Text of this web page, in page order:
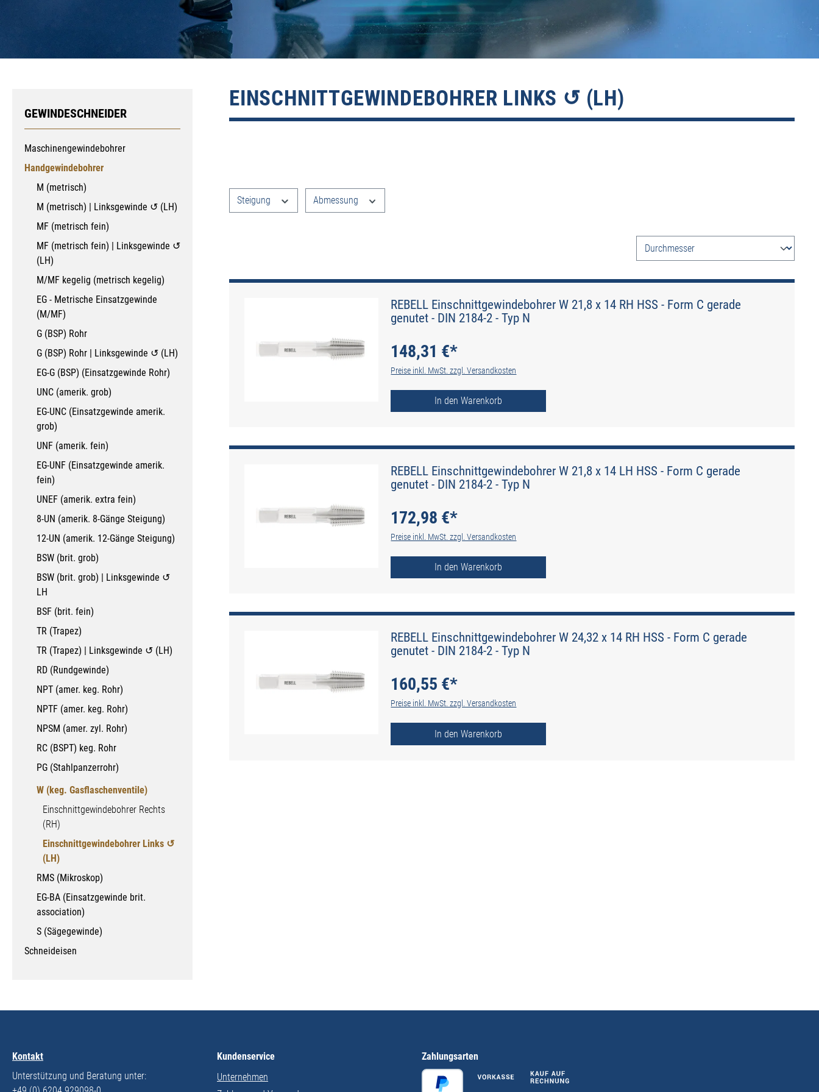
GEWINDESCHNEIDER
Maschinengewindebohrer
Handgewindebohrer
M (metrisch)
M (metrisch) | Linksgewinde ↺ (LH)
MF (metrisch fein)
MF (metrisch fein) | Linksgewinde ↺
(LH)
M/MF kegelig (metrisch kegelig)
EG - Metrische Einsatzgewinde
(M/MF)
G (BSP) Rohr
G (BSP) Rohr | Linksgewinde ↺ (LH)
EG-G (BSP) (Einsatzgewinde Rohr)
UNC (amerik. grob)
EG-UNC (Einsatzgewinde amerik.
grob)
UNF (amerik. fein)
EG-UNF (Einsatzgewinde amerik.
fein)
UNEF (amerik. extra fein)
8-UN (amerik. 8-Gänge Steigung)
12-UN (amerik. 12-Gänge Steigung)
BSW (brit. grob)
BSW (brit. grob) | Linksgewinde ↺
LH
BSF (brit. fein)
TR (Trapez)
TR (Trapez) | Linksgewinde ↺ (LH)
RD (Rundgewinde)
NPT (amer. keg. Rohr)
NPTF (amer. keg. Rohr)
NPSM (amer. zyl. Rohr)
RC (BSPT) keg. Rohr
PG (Stahlpanzerrohr)
W (keg. Gasflaschenventile)
Einschnittgewindebohrer Rechts
(RH)
Einschnittgewindebohrer Links ↺
(LH)
RMS (Mikroskop)
EG-BA (Einsatzgewinde brit.
association)
S (Sägegewinde)
Schneideisen
EINSCHNITTGEWINDEBOHRER LINKS ↺ (LH)
Produkte filtern
Steigung Abmessung
REBELL Einschnittgewindebohrer W 21,8 x 14 RH HSS - Form C gerade
genutet - DIN 2184-2 - Typ N
148,31 €*
Preise inkl. MwSt. zzgl. Versandkosten
In den Warenkorb
REBELL Einschnittgewindebohrer W 21,8 x 14 LH HSS - Form C gerade
genutet - DIN 2184-2 - Typ N
172,98 €*
Preise inkl. MwSt. zzgl. Versandkosten
In den Warenkorb
REBELL Einschnittgewindebohrer W 24,32 x 14 RH HSS - Form C gerade
genutet - DIN 2184-2 - Typ N
160,55 €*
Preise inkl. MwSt. zzgl. Versandkosten
In den Warenkorb
Kontakt
Unterstützung und Beratung unter:
Kundenservice
Unternehmen
Zahlungsarten